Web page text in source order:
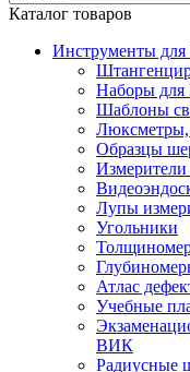
Каталог товаров
Инструменты
Наборы
Шаблоны
Люксметры,
Образцы
Лупы
Угольники
Атлас
Учебные
ВИК
Радиусные